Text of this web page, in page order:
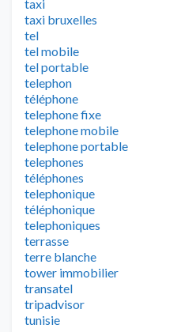
taxi
taxi bruxelles
tel
tel mobile
tel portable
telephon
téléphone
telephone fixe
telephone mobile
telephone portable
telephones
téléphones
telephonique
téléphonique
telephoniques
terrasse
terre blanche
tower immobilier
transatel
tripadvisor
tunisie